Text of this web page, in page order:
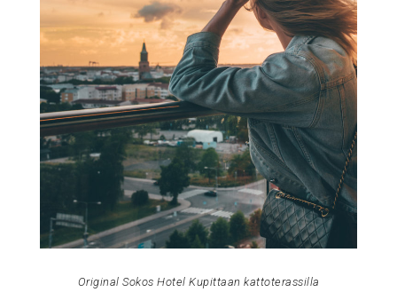
Original Sokos Hotel Kupittaan kattoterassilla